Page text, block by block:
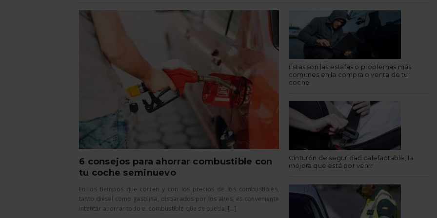
6 consejos para ahorrar combustible con
tu coche seminuevo
En los tiempos que corren y con los precios de los combustibles,
tanto diésel como gasolina, disparados por los aires, es conveniente
intentar ahorrar todo el combustible que se pueda, [...]
Estas son las estafas o problemas más
comunes en la compra o venta de tu
coche
Cinturón de seguridad calefactable, la
mejora que está por venir